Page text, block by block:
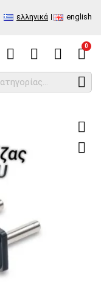
ελληνικά english
0
EU Round pin Black σε